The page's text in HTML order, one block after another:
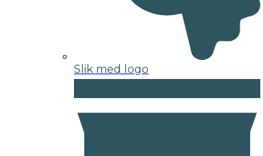
Slik med logo